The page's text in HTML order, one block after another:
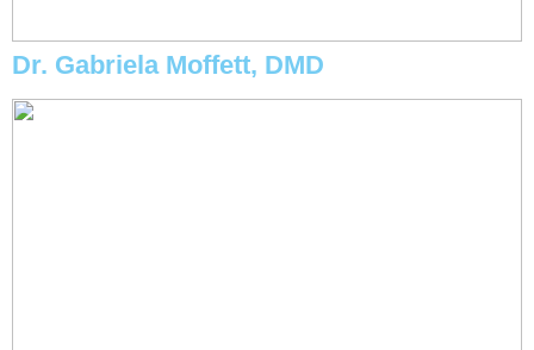
Dr. Gabriela Moffett, DMD